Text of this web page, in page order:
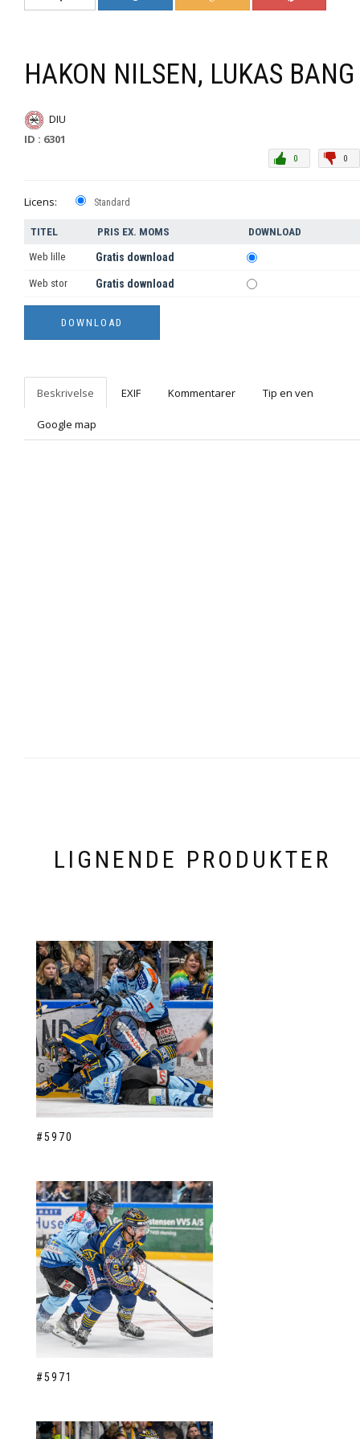
HAKON NILSEN, LUKAS BANG
DIU
ID : 6301
0
0
Licens: Standard
TITEL PRIS EX. MOMS DOWNLOAD
Web lille Gratis download
Web stor Gratis download
Beskrivelse EXIF Kommentarer Tip en ven
Google map
LIGNENDE PRODUKTER
#5970
#5971